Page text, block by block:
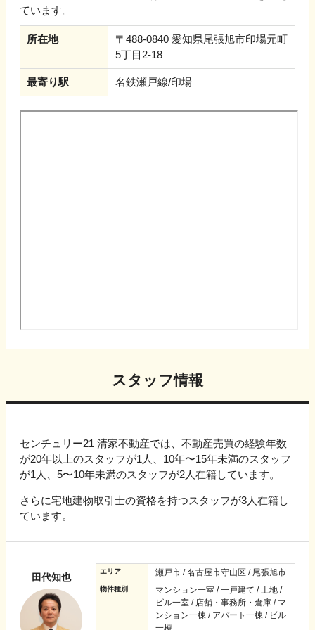
ています。
所在地
〒488-0840 愛知県尾張旭市印場元町
5丁目2-18
最寄り駅 名鉄瀬戸線/印場
スタッフ情報
センチュリー21 清家不動産では、不動産売買の経験年数
が20年以上のスタッフが1人、10年〜15年未満のスタッフ
が1人、5〜10年未満のスタッフが2人在籍しています。
さらに宅地建物取引士の資格を持つスタッフが3人在籍し
ています。
田代知也
エリア 瀬戸市 / 名古屋市守山区 / 尾張旭市
物件種別
マンション一室 / 一戸建て / 土地 /
ビル一室 / 店舗・事務所・倉庫 / マ
ンション一棟 / アパート一棟 / ビル
一棟